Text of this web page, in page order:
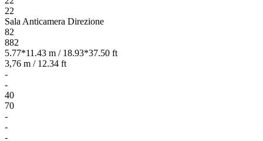
22
Sala Anticamera Direzione
82
882
5.77*11.43 m / 18.93*37.50 ft
3,76 m / 12.34 ft
-
-
40
70
-
-
-